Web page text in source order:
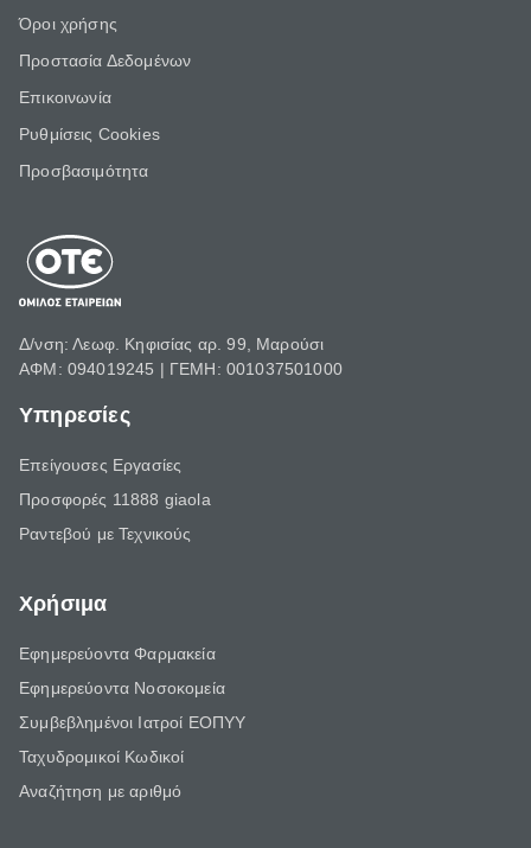
Όροι χρήσης
Προστασία Δεδομένων
Επικοινωνία
Ρυθμίσεις Cookies
Προσβασιμότητα
Δ/νση: Λεωφ. Κηφισίας αρ. 99, Μαρούσι
ΑΦΜ: 094019245 | ΓΕΜΗ: 001037501000
Υπηρεσίες
Επείγουσες Εργασίες
Προσφορές 11888 giaola
Ραντεβού με Τεχνικούς
Χρήσιμα
Εφημερεύοντα Φαρμακεία
Εφημερεύοντα Νοσοκομεία
Συμβεβλημένοι Ιατροί ΕΟΠΥΥ
Ταχυδρομικοί Κωδικοί
Αναζήτηση με αριθμό